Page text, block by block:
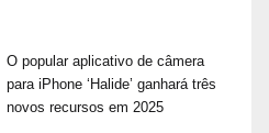
O popular aplicativo de câmera
para iPhone ‘Halide’ ganhará três
novos recursos em 2025